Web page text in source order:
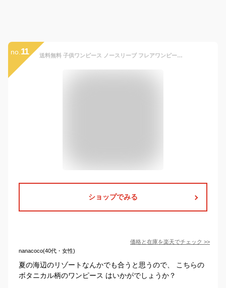
no. 11 送料無料 子供ワンピース ノースリーブ フレアワンピース Aラインワンピース ボタニカル柄 女の子 子供服 キッズワンピース ガールズ ジュニア キッズ 可愛い 旅行 通園 夏新作 90cm 100cm 110cm 120cm 130cm 140cm
ショップでみる
価格と在庫を楽天でチェック >>
nanacoco(40代・女性)
夏の海辺のリゾートなんかでも合うと思うので、 こちらの
ボタニカル柄のワンピース はいかがでしょうか？